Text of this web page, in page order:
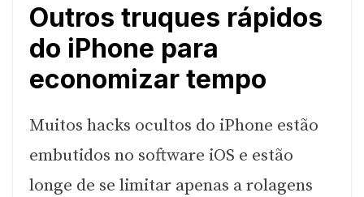
Outros truques rápidos
do iPhone para
economizar tempo
Muitos hacks ocultos do iPhone estão
embutidos no software iOS e estão
longe de se limitar apenas a rolagens